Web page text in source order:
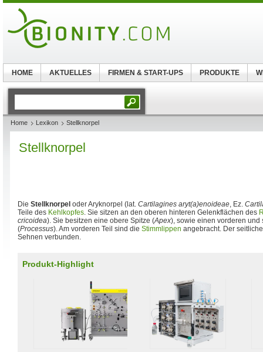
Home Lexikon Stellknorpel
Stellknorpel
Die Stellknorpel oder Aryknorpel (lat. Cartilagines aryt(a)enoideae, Ez.
Teile des Kehlkopfes. Sie sitzen an den oberen hinteren Gelenkflächen des
cricoidea). Sie besitzen eine obere Spitze (Apex), sowie einen vorderen und
(Processus). Am vorderen Teil sind die Stimmlippen angebracht. Der
Sehnen verbunden.
Produkt-Highlight
HOME AKTUELLES FIRMEN & START-UPS PRODUKTE